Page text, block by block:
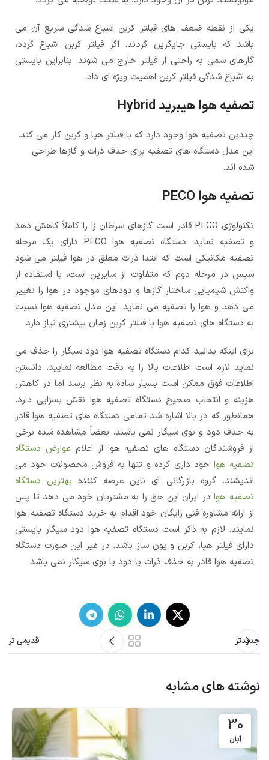
یکی از نقطه ضعف های فیلتر کربن اشباع شدگی سریع آن می
باشد که بایستی جایگزین گردند. اگر فیلتر کربن اشباع گردد،
گازهای سمی به راحتی از فیلتر خارج می شوند. بنابراین بایستی
به اشباع شدگی فیلتر کربن اهمیت ویژه ای داد.
تصفیه هوا هیبرید Hybrid
چندین تصفیه هوا وجود دارد که با فیلتر هپا و کربن کار می کند.
این مدل دستگاه های تصفیه برای حذف ذرات و گازها طراحی
شده اند.
تصفیه هوا PECO
تکنولوژی PECO قادر است گازهای سرطان زا را کاملاً کاهش دهد
و تصفیه نماید. دستگاه تصفیه هوا PECO دارای یک مرحله
تصفیه مکانیکی است که ابتدا ذرات معلق در هوا فیلتر می شود
سپس در مرحله دوم که متفاوت از سایرین است، با استفاده از
واکنش شیمیایی ساختار گازها و دودهای موجود در هوا را تغییر
می دهد و هوا را تصفیه می نماید. این مدل تصفیه هوا نسبت
به دستگاه های تصفیه هوا با فیلتر کربن زمان بیشتری نیاز دارد.
برای اینکه بدانید کدام دستگاه تصفیه هوا دود سیگار را حذف می
نماید لازم است اطلاعات بالا را به دقت مطالعه نمایید. دانستن
اطلاعات فوق ممکن است بسیار ساده به نظر برسد اما در کاهش
هزینه و انتخاب صحیح دستگاه تصفیه هوا نقش بسزایی دارد.
همانطور که در بالا اشاره شد تمامی دستگاه های تصفیه هوا قادر
به حذف دود و بوی سیگار نمی باشند. بعضاً مشاهده شده برخی
از فروشندگان دستگاه های تصفیه هوا از اعلامعوارض دستگاه
تصفیه هوا خود داری کرده و تنها به فروش محصولات خود می
اندیشند. گروه بازرگانی آی ناین عرضه کننده بهترین دستگاه
تصفیه هوادر ایران این حق را به مشتریان خود می دهد تا پس
از ارائه مشاوره فنی رایگان خود اقدام به خرید دستگاه تصفیه هوا
نمایند. لازم به ذکر است دستگاه تصفیه هوا دود سیگار بایستی
دارای فیلتر هپا، کربن و یون ساز باشد. در غیر این صورت دستگاه
تصفیه هوا قادر به حذف ذرات یا دود یا بوی سیگار نمی باشد.
جدیدتر قدیمی تر
نوشته های مشابه
30
آبان